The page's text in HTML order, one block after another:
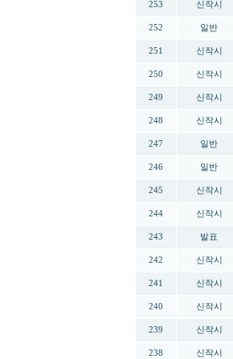
253 신작시
252 일반
251 신작시
250 신작시
249 신작시
248 신작시
247 일반
246 일반
245 신작시
244 신작시
243 발표
242 신작시
241 신작시
240 신작시
239 신작시
238 신작시